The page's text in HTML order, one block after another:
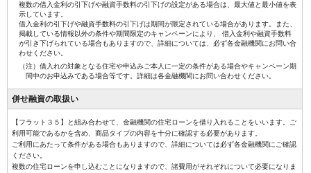
複数の借入金利の引下げや融資手数料の引下げの設定がある場合は、最大値と最小値を表
示しています。
借入金利の引下げや融資手数料の引下げは期間が限定されている場合があります。また、
掲載している情報以外の条件や期間限定のキャンペーンにより、 借入金利や融資手数料
が引き下げられている場合もありますので、詳細については、必ず各金融機関にお問い合
わせください。
（注）借入れの対象となる住宅や申込みご本人に一定の条件がある場合やキャンペーン期
間中のお申込みである場合等です。詳細は各金融機関にお問い合わせください。
併せ融資の取扱い
【フラット３５】と組み合わせて、金融機関の住宅ローンを借り入れることをいいます。ご
利用可能であるかを含め、商品タイプの内容を十分に確認する必要があります。
ご利用にあたって条件がある場合もありますので、詳細については必ず各金融機関にご確認
ください。
複数の住宅ローンを申し込むことになりますので、諸費用がそれぞれについて必要になりま